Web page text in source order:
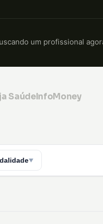
um profissional
SaúdeInfoMoney
▼